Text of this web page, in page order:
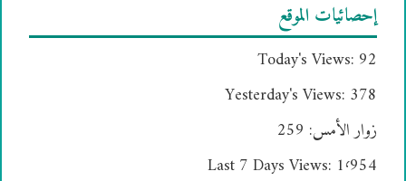
إحصائيات الموقع
Today's Views: 92
Yesterday's Views: 378
زوار الأمس: 259
Last 7 Days Views: 1٬954